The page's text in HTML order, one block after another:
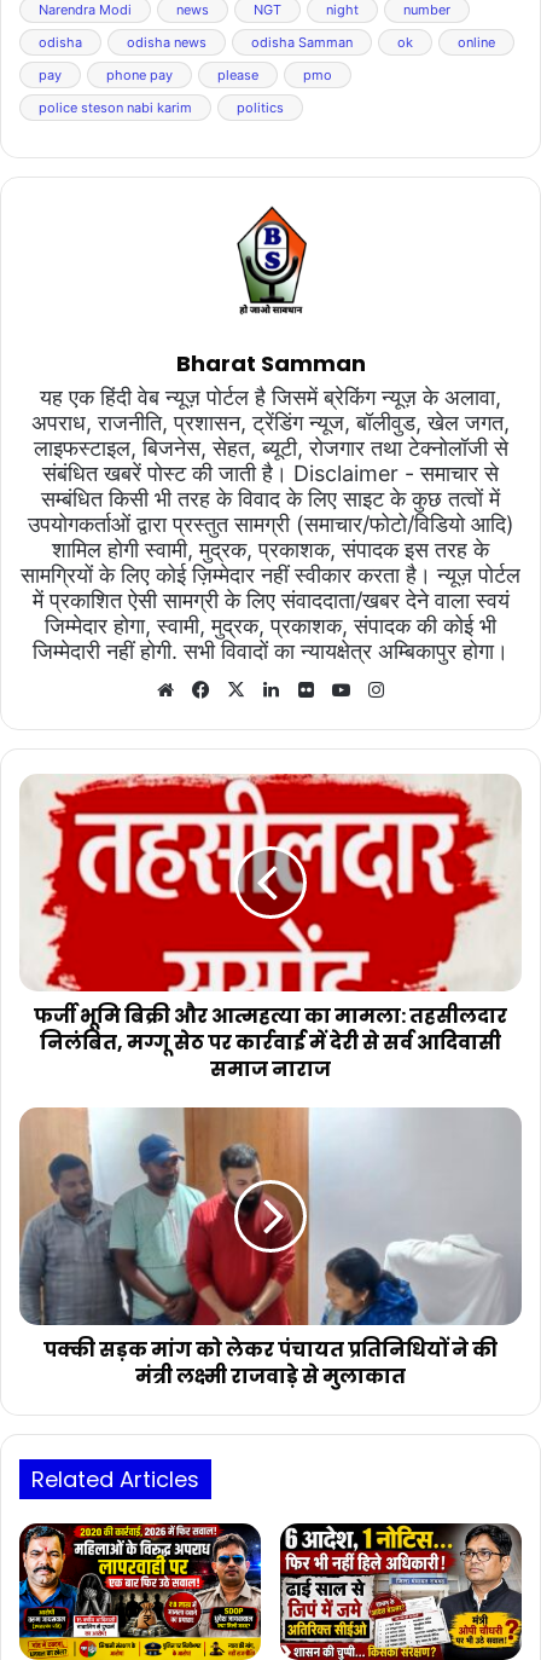
Narendra Modi
news NGT night
number
odisha
odisha news odisha Samman ok
online
pay
phone pay please
pmo
police steson nabi karim
politics
Bharat Samman
यह एक हिंदी वेब न्यूज़ पोर्टल है जिसमें ब्रेकिंग न्यूज़ के अलावा,
अपराध, राजनीति, प्रशासन, ट्रेंडिंग न्यूज, बॉलीवुड, खेल जगत,
लाइफस्टाइल, बिजनेस, सेहत, ब्यूटी, रोजगार तथा टेक्नोलॉजी से
संबंधित खबरें पोस्ट की जाती है। Disclaimer - समाचार से
सम्बंधित किसी भी तरह के विवाद के लिए साइट के कुछ तत्वों में
उपयोगकर्ताओं द्वारा प्रस्तुत सामग्री (समाचार/फोटो/विडियो आदि)
शामिल होगी स्वामी, मुद्रक, प्रकाशक, संपादक इस तरह के
सामग्रियों के लिए कोई ज़िम्मेदार नहीं स्वीकार करता है। न्यूज़ पोर्टल
में प्रकाशित ऐसी सामग्री के लिए संवाददाता/खबर देने वाला स्वयं
जिम्मेदार होगा, स्वामी, मुद्रक, प्रकाशक, संपादक की कोई भी
जिम्मेदारी नहीं होगी. सभी विवादों का न्यायक्षेत्र अम्बिकापुर होगा।
WebsiteFacebook
X LinkedIn
Flickr YouTube
फर्जी
बिक्री
आत्महत्या
मामला:
तहसीलदार
निलंबित,
मग्गू
सेठ
में
आदिवासी
समाज
नाराज
फर्जी भूमि बिक्री और आत्महत्या का मामला: तहसीलदार
निलंबित, मग्गू सेठ पर कार्रवाई में देरी से सर्व आदिवासी
समाज नाराज
पक्की
लेकर
पंचायत
प्रतिनिधियों
ने
की
मंत्री
से
पक्की सड़क मांग को लेकर पंचायत प्रतिनिधियों ने की
मंत्री लक्ष्मी राजवाड़े से मुलाकात
Related Articles